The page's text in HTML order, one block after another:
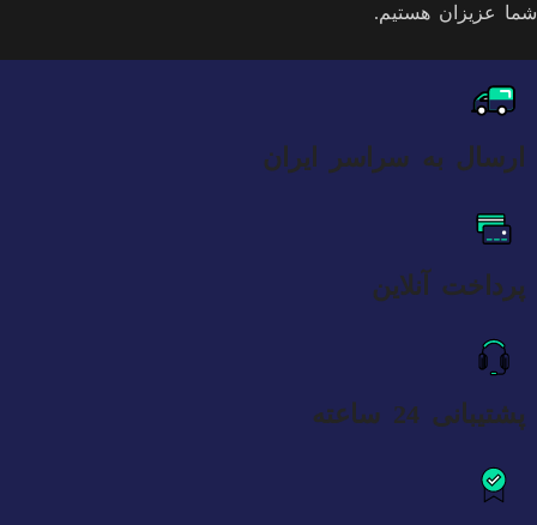
شما عزیزان هستیم.
ارسال به سراسر ایران
پرداخت آنلاین
پشتیبانی 24 ساعته